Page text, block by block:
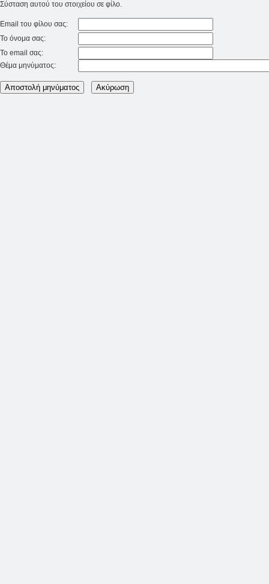
Σύσταση αυτού του στοιχείου σε φίλο.
Email του φίλου σας:
Το όνομα σας:
Το email σας:
Θέμα μηνύματος: